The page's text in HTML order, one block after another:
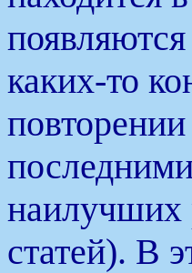
каких-то
наилучших
статей). В